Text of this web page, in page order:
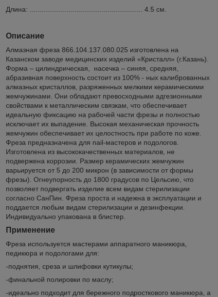
Длина: .......................................................... 4.5 см.
Описание
Алмазная фреза 866.104.137.080.025 изготовлена на
Казанском заводе медицинских изделий «Кристалл» (г.Казань).
Форма – цилиндрическая, насечка – синяя, средняя,
абразивная поверхность состоит из 100% - ных калиброванных
алмазных кристаллов, разряженных мелкими керамическими
жемчужинами. Они обладают превосходными адгезионными
свойствами к металлическим связкам, что обеспечивает
идеальную фиксацию на рабочей части фрезы и полностью
исключает их выпадение. Высокая механическая прочность
жемчужин обеспечивает их целостность при работе по коже.
Фреза предназначена для nail-мастеров и подологов.
Изготовлена из высококачественных материалов, не
подвержена коррозии. Размер керамических жемчужин
варьируется от 5 до 200 микрон (в зависимости от формы
фрезы). Огнеупорность до 1800 градусов по Цельсию, что
позволяет подвергать изделие всем видам стерилизации
согласно СанПин. Фреза проста и надежна в эксплуатации и
поддается любым видам стерилизации и дезинфекции.
Индивидуально упакована в блистер.
Применение
Фреза используется мастерами аппаратного маникюра,
педикюра и подологами для:
-поднятия, среза и шлифовки кутикулы;
-финальной полировки по маслу;
-идеально подходит для бережного подросткового маникюра, а